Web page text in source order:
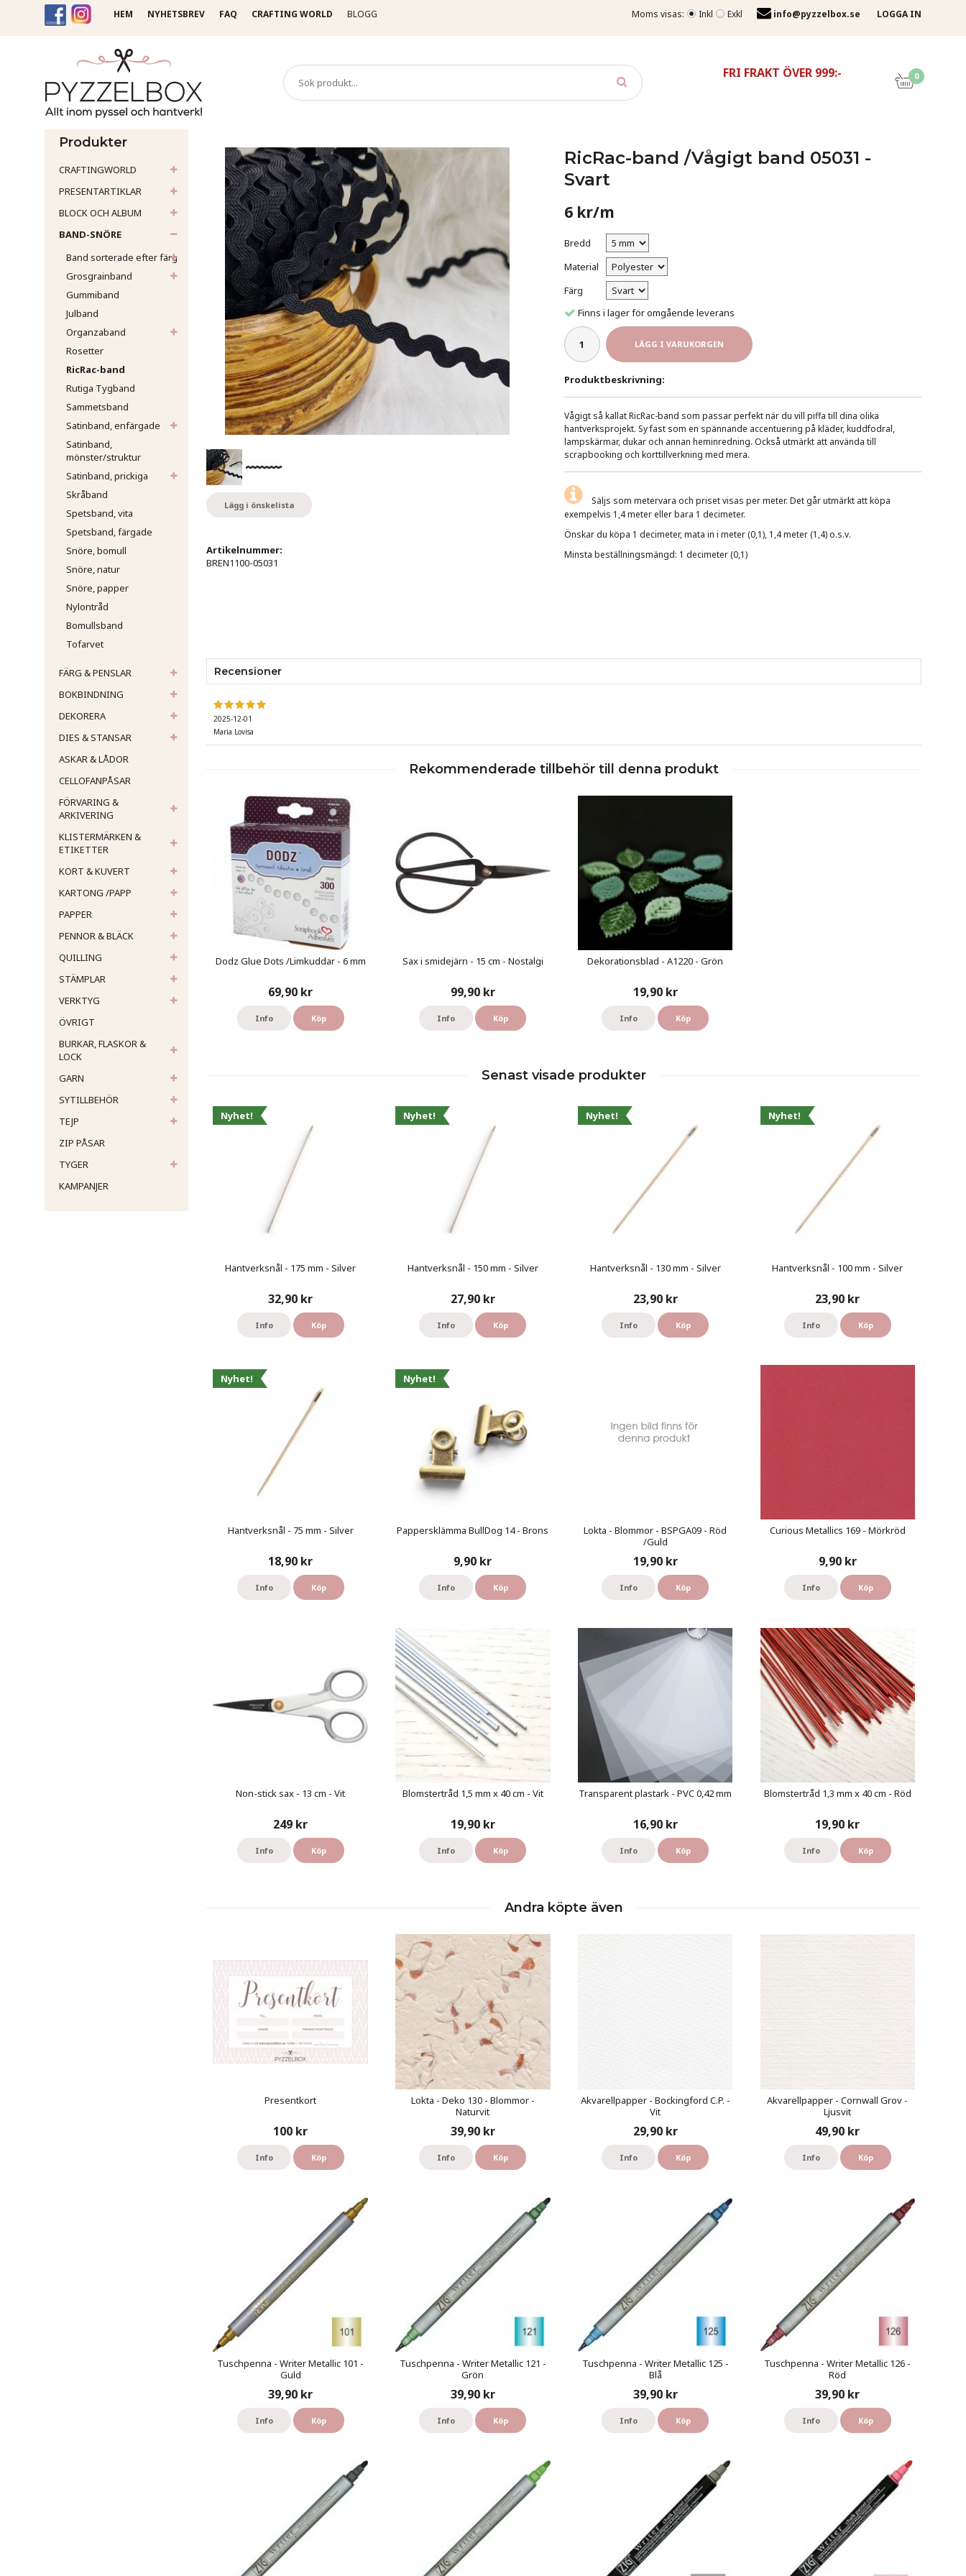
Moms visas: Inkl Exkl info@pyzzelbox.se LOGGA IN
HEM NYHETSBREV FAQ CRAFTING WORLD BLOGG
FRI FRAKT ÖVER 999:- 0
Produkter
CRAFTINGWORLD
PRESENTARTIKLAR
BLOCK OCH ALBUM
BAND-SNÖRE
Band sorterade efter färg
Grosgrainband
Gummiband
Julband
Organzaband
Rosetter
RicRac-band
Rutiga Tygband
Sammetsband
Satinband, enfärgade
Satinband,
mönster/struktur
Satinband, prickiga
Skråband
Spetsband, vita
Spetsband, färgade
Snöre, bomull
Snöre, natur
Snöre, papper
Nylontråd
Bomullsband
Tofarvet
FÄRG & PENSLAR
BOKBINDNING
DEKORERA
DIES & STANSAR
ASKAR & LÅDOR
CELLOFANPÅSAR
FÖRVARING &
ARKIVERING
KLISTERMÄRKEN &
ETIKETTER
KORT & KUVERT
KARTONG /PAPP
PAPPER
PENNOR & BLÄCK
QUILLING
STÄMPLAR
VERKTYG
ÖVRIGT
BURKAR, FLASKOR &
LOCK
GARN
SYTILLBEHÖR
TEJP
ZIP PÅSAR
TYGER
KAMPANJER
RicRac-band /Vågigt band 05031 -
Svart
6 kr/m
Bredd
Material
Färg
Finns i lager för omgående leverans
LÄGG I VARUKORGEN
Produktbeskrivning:
Vågigt så kallat RicRac-band som passar perfekt när du vill piffa till dina olika
hantverksprojekt. Sy fast som en spännande accentuering på kläder, kuddfodral,
lampskärmar, dukar och annan heminredning. Också utmärkt att använda till
scrapbooking och korttillverkning med mera.
Säljs som metervara och priset visas per meter. Det går utmärkt att köpa
exempelvis 1,4 meter eller bara 1 decimeter.
Önskar du köpa 1 decimeter, mata in i meter (0,1), 1,4 meter (1,4) o.s.v.
Minsta beställningsmängd: 1 decimeter (0,1)
Lägg i önskelista
Artikelnummer:
BREN1100-05031
Recensioner
2025-12-01
Maria Lovisa
Rekommenderade tillbehör till denna produkt
Dodz Glue Dots /Limkuddar - 6 mm
69,90 kr
Info Köp
Sax i smidejärn - 15 cm - Nostalgi
99,90 kr
Info Köp
Dekorationsblad - A1220 - Grön
19,90 kr
Info Köp
Senast visade produkter
Nyhet!
Hantverksnål - 175 mm - Silver
32,90 kr
Info Köp
Nyhet!
Hantverksnål - 150 mm - Silver
27,90 kr
Info Köp
Nyhet!
Hantverksnål - 130 mm - Silver
23,90 kr
Info Köp
Nyhet!
Hantverksnål - 100 mm - Silver
23,90 kr
Info Köp
Nyhet!
Hantverksnål - 75 mm - Silver
18,90 kr
Info Köp
Nyhet!
Pappersklämma BullDog 14 - Brons
9,90 kr
Info Köp
Lokta - Blommor - BSPGA09 - Röd
/Guld
19,90 kr
Info Köp
Curious Metallics 169 - Mörkröd
9,90 kr
Info Köp
Non-stick sax - 13 cm - Vit
249 kr
Info Köp
Blomstertråd 1,5 mm x 40 cm - Vit
19,90 kr
Info Köp
Transparent plastark - PVC 0,42 mm
16,90 kr
Info Köp
Blomstertråd 1,3 mm x 40 cm - Röd
19,90 kr
Info Köp
Andra köpte även
Presentkort
100 kr
Info Köp
Lokta - Deko 130 - Blommor -
Naturvit
39,90 kr
Info Köp
Akvarellpapper - Bockingford C.P. -
Vit
29,90 kr
Info Köp
Akvarellpapper - Cornwall Grov -
Ljusvit
49,90 kr
Info Köp
Tuschpenna - Writer Metallic 101 -
Guld
39,90 kr
Info Köp
Tuschpenna - Writer Metallic 121 -
Grön
39,90 kr
Info Köp
Tuschpenna - Writer Metallic 125 -
Blå
39,90 kr
Info Köp
Tuschpenna - Writer Metallic 126 -
Röd
39,90 kr
Info Köp